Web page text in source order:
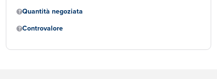
Quantità negoziata
Controvalore